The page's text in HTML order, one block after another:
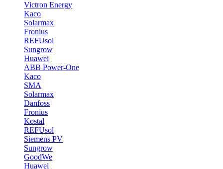
Victron Energy
Kaco
Solarmax
Fronius
REFUsol
Sungrow
Huawei
ABB Power-One
Kaco
SMA
Solarmax
Danfoss
Fronius
Kostal
REFUsol
Siemens PV
Sungrow
GoodWe
Huawei